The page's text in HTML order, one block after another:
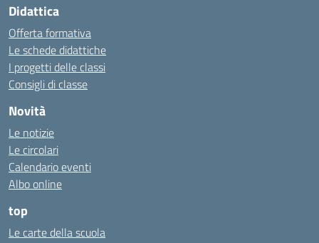
Didattica
Offerta formativa
Le schede didattiche
I progetti delle classi
Consigli di classe
Novità
Le notizie
Le circolari
Calendario eventi
Albo online
top
Le carte della scuola